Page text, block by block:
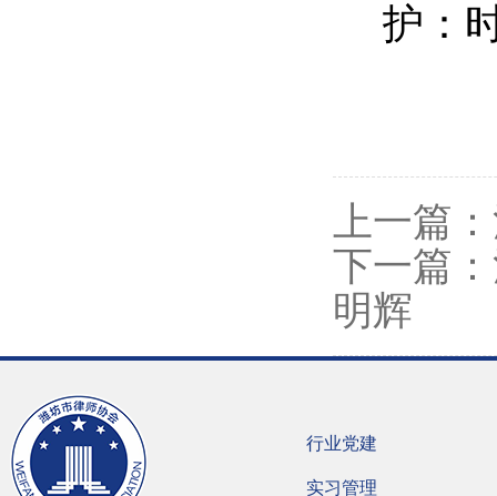
护：
上一篇
下一篇
明辉
行业党建
实习管理